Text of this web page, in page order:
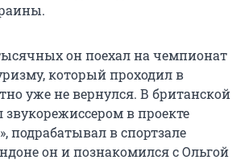
он поехал на чемпионат
который проходил в
уже не вернулся. В британской
в проекте
подрабатывал в спортзале
он и познакомился с Ольгой